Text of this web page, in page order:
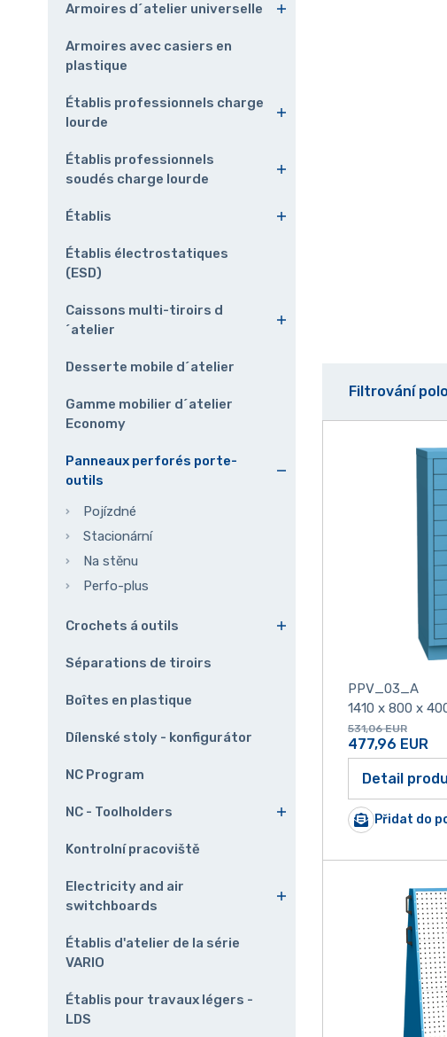
Filtrování
PPV_03_A
1410 x 800 x
531,06 EUR
477,96 EUR
Detail
Přidat do
Armoires d´atelier universelle
Armoires avec casiers en
plastique
Établis professionnels charge
lourde
Établis professionnels
soudés charge lourde
Établis
Établis électrostatiques
(ESD)
Caissons multi-tiroirs d
´atelier
Desserte mobile d´atelier
Gamme mobilier d´atelier
Economy
Panneaux perforés porte-
outils
Pojízdné
Stacionární
Na stěnu
Perfo-plus
Crochets á outils
Séparations de tiroirs
Boîtes en plastique
Dílenské stoly - konfigurátor
NC Program
NC - Toolholders
Kontrolní pracoviště
Electricity and air
switchboards
Établis d'atelier de la série
VARIO
Établis pour travaux légers -
LDS